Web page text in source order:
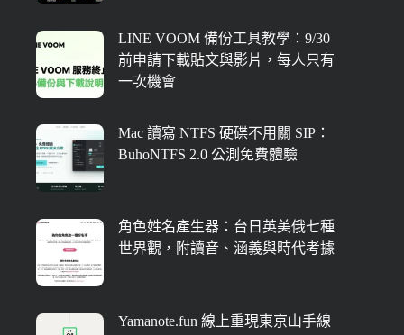
LINE VOOM 備份工具教學：9/30
前申請下載貼文與影片，每人只有
一次機會
Mac 讀寫 NTFS 硬碟不用關 SIP：
BuhoNTFS 2.0 公測免費體驗
角色姓名產生器：台日英美俄七種
世界觀，附讀音、涵義與時代考據
Yamanote.fun 線上重現東京山手線